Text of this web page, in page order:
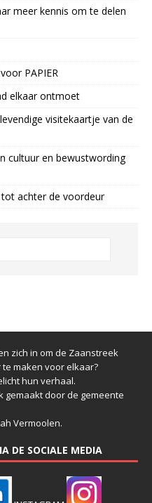
meer kennis om te delen
PAPIER
elkaar ontmoet
visitekaartje van de
cultuur en bewustwording
achter de voordeur
zich in om de Zaanstreek
maken voor elkaar?
hun verhaal.
gemaakt door de gemeente
Vermoolen.
DE SOCIALE MEDIA